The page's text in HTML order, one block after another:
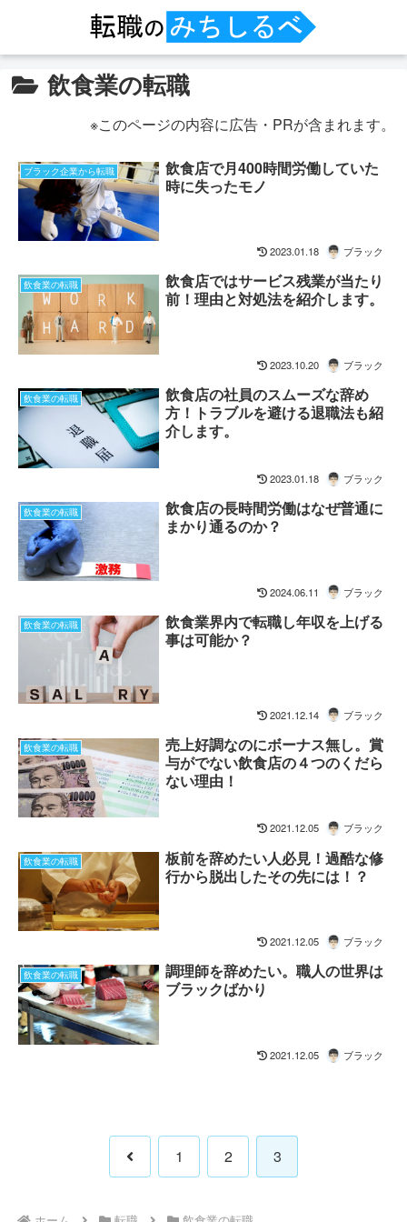
飲食業の転職
※このページの内容に広告・PRが含まれます。
ブラック企業から転職
飲食店で月400時間労働していた
時に失ったモノ
2023.01.18 ブラック
飲食業の転職
飲食店ではサービス残業が当たり
前！理由と対処法を紹介します。
2023.10.20 ブラック
飲食業の転職
飲食店の社員のスムーズな辞め
方！トラブルを避ける退職法も紹
介します。
2023.01.18 ブラック
飲食業の転職
飲食店の長時間労働はなぜ普通に
まかり通るのか？
2024.06.11 ブラック
飲食業の転職
飲食業界内で転職し年収を上げる
事は可能か？
2021.12.14 ブラック
飲食業の転職
売上好調なのにボーナス無し。賞
与がでない飲食店の４つのくだら
ない理由！
2021.12.05 ブラック
飲食業の転職
板前を辞めたい人必見！過酷な修
行から脱出したその先には！？
2021.12.05 ブラック
飲食業の転職
調理師を辞めたい。職人の世界は
ブラックばかり
2021.12.05 ブラック
前
1 2 3